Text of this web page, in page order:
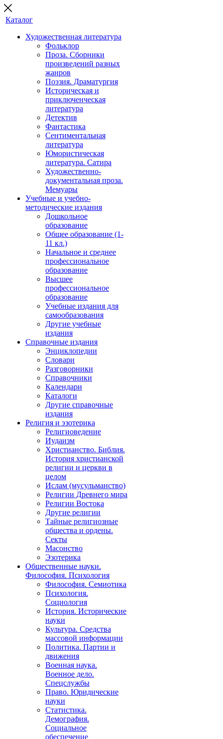
Каталог
Художественная литература
Фольклор
Проза. Сборники
произведений разных
жанров
Поэзия. Драматургия
Историческая и
приключенческая
литература
Детектив
Фантастика
Сентиментальная
литература
Юмористическая
литература. Сатира
Художественно-
документальная проза.
Мемуары
Учебные и учебно-
методические издания
Дошкольное
образование
Общее образование (1-
11 кл.)
Начальное и среднее
профессиональное
образование
Высшее
профессиональное
образование
Учебные издания для
самообразования
Другие учебные
издания
Справочные издания
Энциклопедии
Словари
Разговорники
Справочники
Календари
Каталоги
Другие справочные
издания
Религия и эзотерика
Религиоведение
Иудаизм
Христианство. Библия.
История христианской
религии и церкви в
целом
Ислам (мусульманство)
Религии Древнего мира
Религии Востока
Другие религии
Тайные религиозные
общества и ордены.
Секты
Масонство
Эзотерика
Общественные науки.
Философия. Психология
Философия. Семиотика
Психология.
Социология
История. Исторические
науки
Культура. Средства
массовой информации
Политика. Партии и
движения
Военная наука.
Военное дело.
Спецслужбы
Право. Юридические
науки
Статистика.
Демография.
Социальное
обеспечение